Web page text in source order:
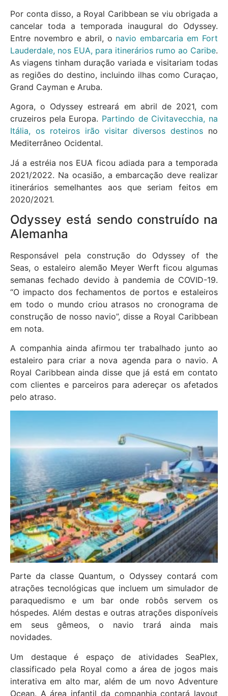
Por conta disso, a Royal Caribbean se viu obrigada a
cancelar toda a temporada inaugural do Odyssey.
Entre novembro e abril, o navio embarcaria em Fort
Lauderdale, nos EUA, para itinerários rumo ao Caribe.
As viagens tinham duração variada e visitariam todas
as regiões do destino, incluindo ilhas como Curaçao,
Grand Cayman e Aruba.
Agora, o Odyssey estreará em abril de 2021, com
cruzeiros pela Europa. Partindo de Civitavecchia, na
Itália, os roteiros irão visitar diversos destinos no
Mediterrâneo Ocidental.
Já a estréia nos EUA ficou adiada para a temporada
2021/2022. Na ocasião, a embarcação deve realizar
itinerários semelhantes aos que seriam feitos em
2020/2021.
Odyssey está sendo construído na
Alemanha
Responsável pela construção do Odyssey of the
Seas, o estaleiro alemão Meyer Werft ficou algumas
semanas fechado devido à pandemia de COVID-19.
“O impacto dos fechamentos de portos e estaleiros
em todo o mundo criou atrasos no cronograma de
construção de nosso navio”, disse a Royal Caribbean
em nota.
A companhia ainda afirmou ter trabalhado junto ao
estaleiro para criar a nova agenda para o navio. A
Royal Caribbean ainda disse que já está em contato
com clientes e parceiros para adereçar os afetados
pelo atraso.
Parte da classe Quantum, o Odyssey contará com
atrações tecnológicas que incluem um simulador de
paraquedismo e um bar onde robôs servem os
hóspedes. Além destas e outras atrações disponíveis
em seus gêmeos, o navio trará ainda mais
novidades.
Um destaque é espaço de atividades SeaPlex,
classificado pela Royal como a área de jogos mais
interativa em alto mar, além de um novo Adventure
Ocean. A área infantil da companhia contará layout